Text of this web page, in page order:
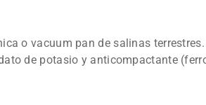
o vacuum pan de salinas
de potasio y anticompactante